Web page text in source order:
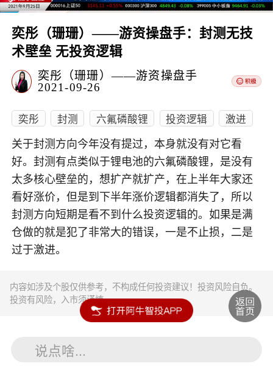
奕彤（珊珊）——游资操盘手：封测无技
术壁垒 无投资逻辑
奕彤（珊珊）——游资操盘手
2021-09-26
奕彤 封测 六氟磷酸锂 投资逻辑 激进
关于封测方向今年没有提过，本身就没有对它看
好。封测有点类似于锂电池的六氟磷酸锂，是没有
太多核心壁垒的，想扩产就扩产，在上半年大家还
看好涨价，但是到下半年涨价逻辑都消失了，所以
封测方向短期是看不到什么投资逻辑的。如果是满
仓做的就是犯了非常大的错误，一是不止损，二是
过于激进。
内容如涉及个股仅供参考，不构成任何投资建议！投资风险自负。
投资有风险，入市须谨慎。
说点啥...